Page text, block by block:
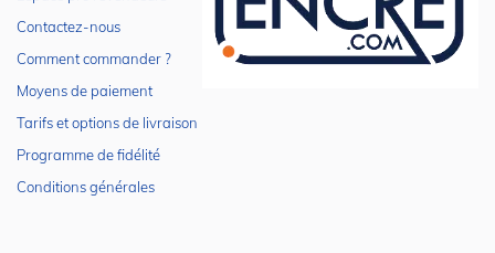
Contactez-nous
Comment commander ?
Moyens de paiement
Tarifs et options de livraison
Programme de fidélité
Conditions générales